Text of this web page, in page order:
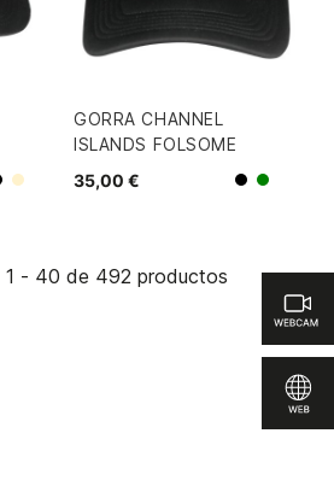
NegroBeige
GORRA CHANNEL
ISLANDS FOLSOME
35,00 €
NegroVerde
1 - 40 de 492 productos